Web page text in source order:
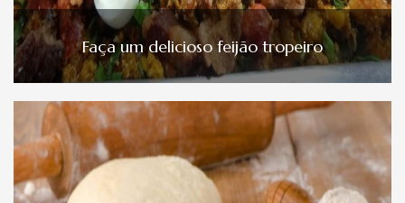
Faça um delicioso feijão tropeiro